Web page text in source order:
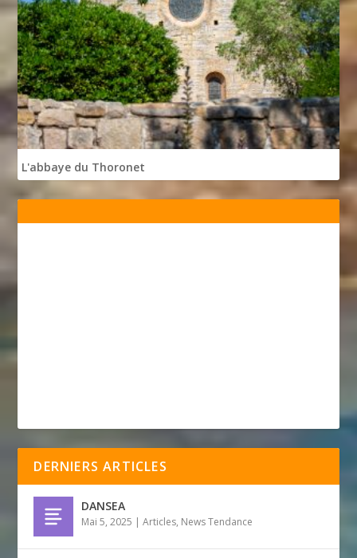
L'abbaye du Thoronet
DERNIERS ARTICLES
DANSEA
Mai 5, 2025 |Articles, News Tendance